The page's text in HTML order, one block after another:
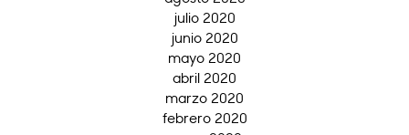
julio 2020
junio 2020
mayo 2020
abril 2020
marzo 2020
febrero 2020